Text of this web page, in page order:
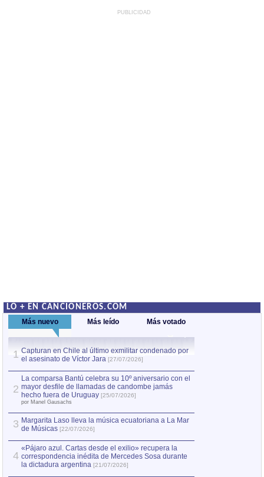
PUBLICIDAD
LO + EN CANCIONEROS.COM
Más nuevo Más leído Más votado
1 Capturan en Chile al último exmilitar condenado por
el asesinato de Víctor Jara [27/07/2026]
2
La comparsa Bantú celebra su 10º aniversario con el
mayor desfile de llamadas de candombe jamás
hecho fuera de Uruguay [25/07/2026]
por Manel Gausachs
3 Margarita Laso lleva la música ecuatoriana a La Mar
de Músicas [22/07/2026]
4
«Pájaro azul. Cartas desde el exilio» recupera la
correspondencia inédita de Mercedes Sosa durante
la dictadura argentina [21/07/2026]